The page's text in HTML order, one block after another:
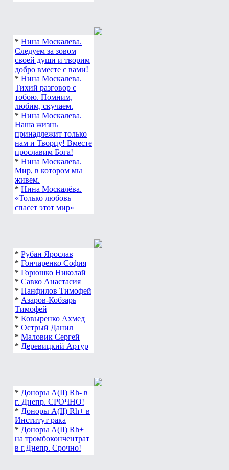
* Нина Москалева.
Следуем за зовом
своей души и творим
добро вместе с вами!
* Нина Москалева.
Тихий разговор с
тобою. Помним,
любим, скучаем.
* Нина Москалева.
Наша жизнь
принадлежит только
нам и Творцу! Вместе
прославим Бога!
* Нина Москалева.
Мир, в котором мы
живем.
* Нина Москалёва.
«Только любовь
спасет этот мир»
* Рубан Ярослав
* Гончаренко София
* Горюшко Николай
* Савко Анастасия
* Панфилов Тимофей
* Азаров-Кобзарь
Тимофей
* Ковыренко Ахмед
* Острый Данил
* Маловик Сергей
* Деревицкий Артур
* Доноры А(ІІ) Rh- в
г. Днепр. СРОЧНО!
* Доноры А(ІІ) Rh+ в
Институт рака
* Доноры А(ІІ) Rh+
на тромбокончентрат
в г.Днепр. Срочно!